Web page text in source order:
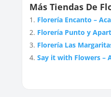
Más Tiendas De
Florería Encanto –
Florería Punto y
Florería Las
Say it with Flowers –